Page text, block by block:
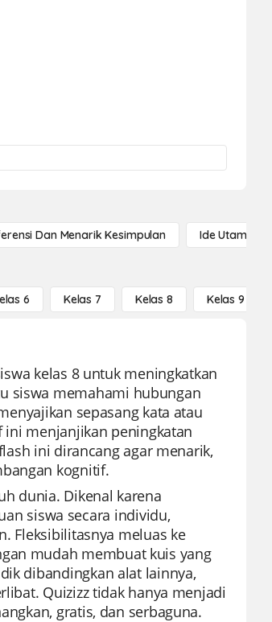
Dan Menarik Kesimpulan Ide Utama
6 Kelas 7 Kelas 8 Kelas 9
kelas 8 untuk meningkatkan
siswa memahami hubungan
sepasang kata atau
menjanjikan peningkatan
ini dirancang agar menarik,
kognitif.
dunia. Dikenal karena
siswa secara individu,
Fleksibilitasnya meluas ke
mudah membuat kuis yang
dibandingkan alat lainnya,
Quizizz tidak hanya menjadi
gratis, dan serbaguna.